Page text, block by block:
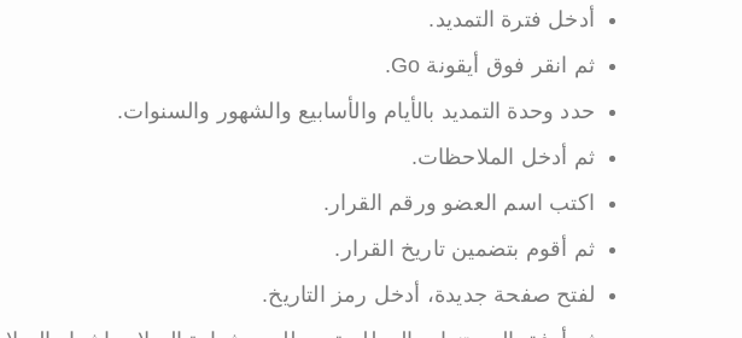
أدخل فترة التمديد.
ثم انقر فوق أيقونة Go.
حدد وحدة التمديد بالأيام والأسابيع والشهور والسنوات.
ثم أدخل الملاحظات.
اكتب اسم العضو ورقم القرار.
ثم أقوم بتضمين تاريخ القرار.
لفتح صفحة جديدة، أدخل رمز التاريخ.